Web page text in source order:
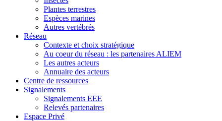
Plantes terrestres
Espèces marines
Autres vertébrés
Réseau
Contexte et choix stratégique
Au coeur du réseau : les partenaires ALIEM
Les autres acteurs
Annuaire des acteurs
Centre de ressources
Signalements
Signalements EEE
Relevés partenaires
Espace Privé